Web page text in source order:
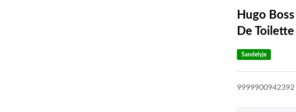
Hugo
De
Sandelyje
9999900942392